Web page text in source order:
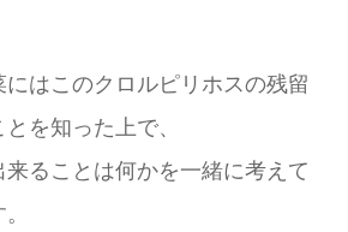
はこのクロルピリホスの残留
を知った上で、
ることは何かを一緒に考えて